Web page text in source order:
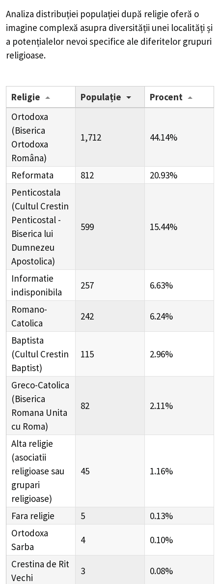
Analiza distribuției populației după religie oferă o
imagine complexă asupra diversității unei localități și
a potențialelor nevoi specifice ale diferitelor grupuri
religioase.
Religie Populație
Procent
Ortodoxa
(Biserica
Ortodoxa
Româna)
1,712 44.14%
Reformata 812
20.93%
Penticostala
(Cultul Crestin
Penticostal -
Biserica lui
Dumnezeu
Apostolica)
599 15.44%
Informatie
indisponibila
257 6.63%
Romano-
Catolica
242 6.24%
Baptista
(Cultul Crestin
Baptist)
115 2.96%
Greco-Catolica
(Biserica
Romana Unita
cu Roma)
82 2.11%
Alta religie
(asociatii
religioase sau
grupari
religioase)
45 1.16%
Fara religie 5
0.13%
Ortodoxa
Sarba
4 0.10%
Crestina de Rit
Vechi
3 0.08%